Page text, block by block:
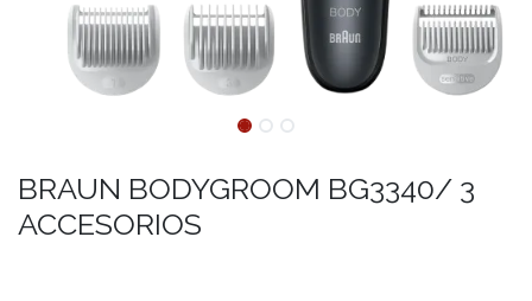
BRAUN BODYGROOM BG3340/ 3
ACCESORIOS